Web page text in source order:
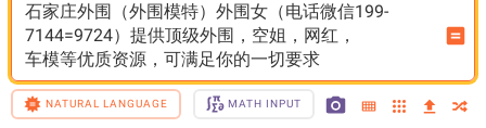
石家庄外围（外围模特）外围女（电话微信199-
7144=9724）提供顶级外围，空姐，网红，
车模等优质资源，可满足你的一切要求
NATURAL LANGUAGE MATH INPUT